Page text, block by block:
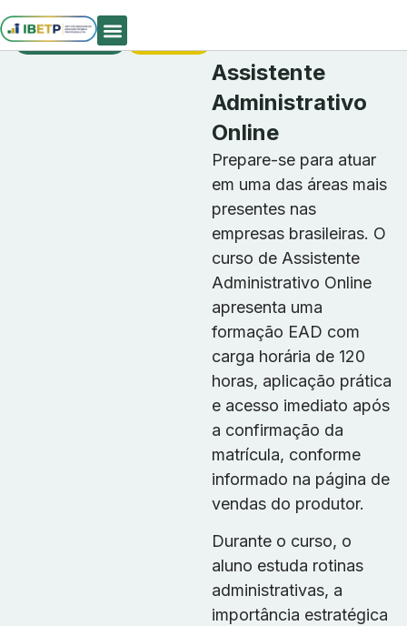
Cursos
Profissionalizantes
Assistente
Administrativo
Online
Prepare-se para atuar
em uma das áreas mais
presentes nas
empresas brasileiras. O
curso de Assistente
Administrativo Online
apresenta uma
formação EAD com
carga horária de 120
horas, aplicação prática
e acesso imediato após
a confirmação da
matrícula, conforme
informado na página de
vendas do produtor.
Durante o curso, o
aluno estuda rotinas
administrativas, a
importância estratégica